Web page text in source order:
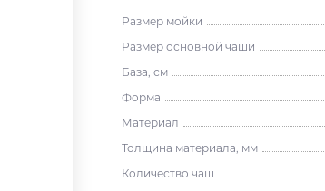
Размер мойки
Размер основной чаши
База, см
Форма
Материал
Толщина материала, мм
Количество чаш